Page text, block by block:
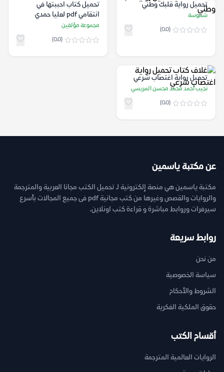
تحميل رواية قلبك وطني
شموسة
(0.0)
تحميل كتاب احببتها في
انتقامي pdf لعليا حمدي
مجموعة مؤلفين
(0.0)
تحميل رواية اغتصاب شرعي
نجيب أحمد محمد محسن المريسي
(0.0)
عن مكتبة ياسمين
مكتبة ياسمين هي منصة إلكترونية لـ تحميل الكتب مجانا العربية والمترجمة
والروايات والقصص وغيرها من كتب مجانية pdf فى جميع المجالات بأسرع
سيرفرات وروابط مباشرة و قراءة كتب اونلاين.
روابط سريعة
من نحن
سياسة الخصوصية
الشروط والأحكام
حقوق الملكية الفكرية
أقسام الكتب
الروايات العالمية المترجمة